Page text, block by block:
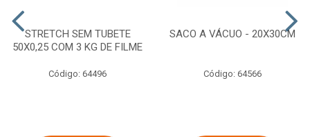
STRETCH SEM TUBETE
50X0,25 COM 3 KG DE FILME
Código: 64496
SACO A VÁCUO - 20X30CM
Código: 64566